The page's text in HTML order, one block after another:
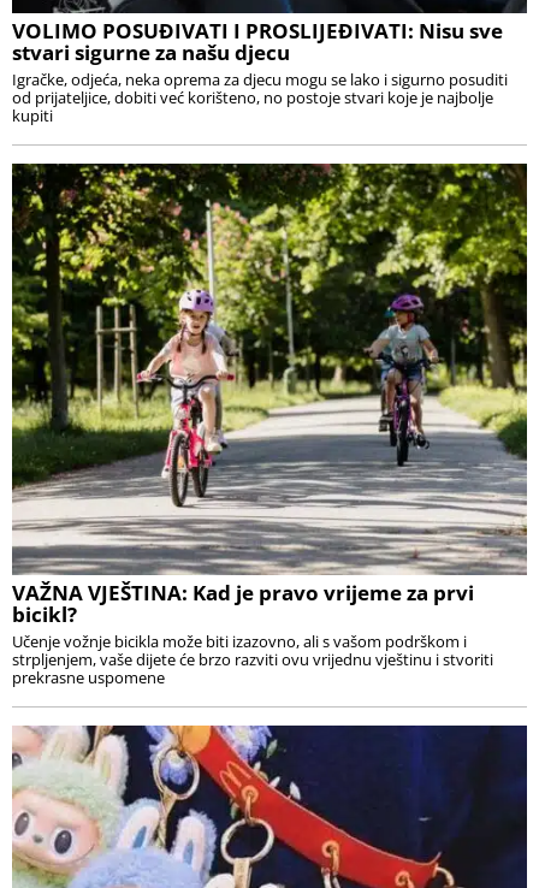
VOLIMO POSUĐIVATI I PROSLIJEĐIVATI: Nisu sve
stvari sigurne za našu djecu
Igračke, odjeća, neka oprema za djecu mogu se lako i sigurno posuditi
od prijateljice, dobiti već korišteno, no postoje stvari koje je najbolje
kupiti
VAŽNA VJEŠTINA: Kad je pravo vrijeme za prvi
bicikl?
Učenje vožnje bicikla može biti izazovno, ali s vašom podrškom i
strpljenjem, vaše dijete će brzo razviti ovu vrijednu vještinu i stvoriti
prekrasne uspomene